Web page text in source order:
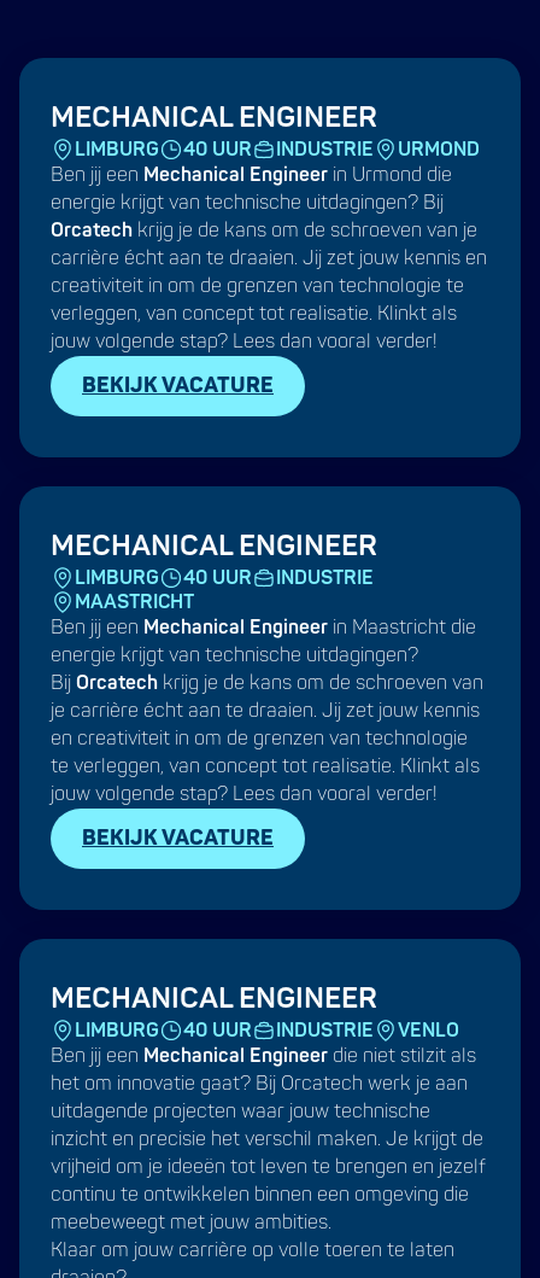
MECHANICAL ENGINEER
LIMBURG 40 UUR INDUSTRIE
URMOND
Ben jij een Mechanical Engineer in Urmond die
energie krijgt van technische uitdagingen? Bij
Orcatech krijg je de kans om de schroeven van je
carrière écht aan te draaien. Jij zet jouw kennis en
creativiteit in om de grenzen van technologie te
verleggen, van concept tot realisatie. Klinkt als
jouw volgende stap? Lees dan vooral verder!
BEKIJK VACATURE
MECHANICAL ENGINEER
LIMBURG 40 UUR
INDUSTRIE
MAASTRICHT
Ben jij een Mechanical Engineer in Maastricht die
energie krijgt van technische uitdagingen?
Bij Orcatech krijg je de kans om de schroeven van
je carrière écht aan te draaien. Jij zet jouw kennis
en creativiteit in om de grenzen van technologie
te verleggen, van concept tot realisatie. Klinkt als
jouw volgende stap? Lees dan vooral verder!
BEKIJK VACATURE
MECHANICAL ENGINEER
LIMBURG 40 UUR INDUSTRIE
VENLO
Ben jij een Mechanical Engineer die niet stilzit als
het om innovatie gaat? Bij Orcatech werk je aan
uitdagende projecten waar jouw technische
inzicht en precisie het verschil maken. Je krijgt de
vrijheid om je ideeën tot leven te brengen en jezelf
continu te ontwikkelen binnen een omgeving die
meebeweegt met jouw ambities.
Klaar om jouw carrière op volle toeren te laten